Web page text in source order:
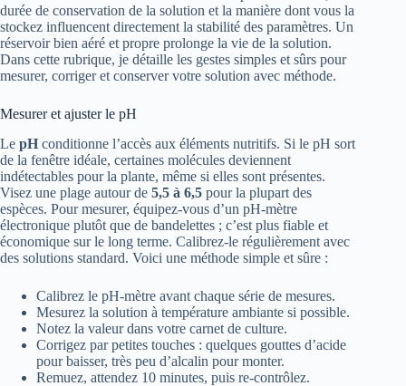
durée de conservation de la solution et la manière dont vous la
stockez influencent directement la stabilité des paramètres. Un
réservoir bien aéré et propre prolonge la vie de la solution.
Dans cette rubrique, je détaille les gestes simples et sûrs pour
mesurer, corriger et conserver votre solution avec méthode.
Mesurer et ajuster le pH
Le pH conditionne l’accès aux éléments nutritifs. Si le pH sort
de la fenêtre idéale, certaines molécules deviennent
indétectables pour la plante, même si elles sont présentes.
Visez une plage autour de 5,5 à 6,5 pour la plupart des
espèces. Pour mesurer, équipez-vous d’un pH-mètre
électronique plutôt que de bandelettes ; c’est plus fiable et
économique sur le long terme. Calibrez-le régulièrement avec
des solutions standard. Voici une méthode simple et sûre :
Calibrez le pH-mètre avant chaque série de mesures.
Mesurez la solution à température ambiante si possible.
Notez la valeur dans votre carnet de culture.
Corrigez par petites touches : quelques gouttes d’acide
pour baisser, très peu d’alcalin pour monter.
Remuez, attendez 10 minutes, puis re-contrôlez.